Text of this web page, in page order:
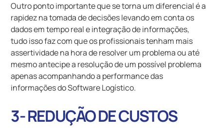
Outro ponto importante que se torna um diferencial é a
rapidez na tomada de decisões levando em conta os
dados em tempo real e integração de informações,
tudo isso faz com que os profissionais tenham mais
assertividade na hora de resolver um problema ou até
mesmo antecipe a resolução de um possível problema
apenas acompanhando a performance das
informações do Software Logístico.
3- REDUÇÃO DE CUSTOS